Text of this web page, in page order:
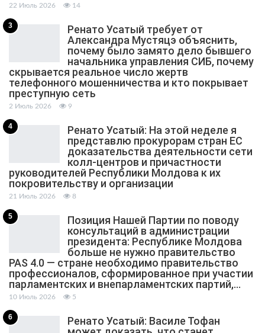
22 Июль 2026 14
3
Ренато Усатый требует от
Александра Мустяцэ объяснить,
почему было замято дело бывшего
начальника управления СИБ, почему
скрывается реальное число жертв
телефонного мошенничества и кто покрывает
преступную сеть
2 Июль 2026 9
4
Ренато Усатый: На этой неделе я
представлю прокурорам стран ЕС
доказательства деятельности сети
колл-центров и причастности
руководителей Республики Молдова к их
покровительству и организации
21 Июль 2026 8
5
Позиция Нашей Партии по поводу
консультаций в администрации
президента: Республике Молдова
больше не нужно правительство
PAS 4.0 — стране необходимо правительство
профессионалов, сформированное при участии
парламентских и внепарламентских партий,…
10 Июль 2026 5
6
Ренато Усатый: Василе Тофан